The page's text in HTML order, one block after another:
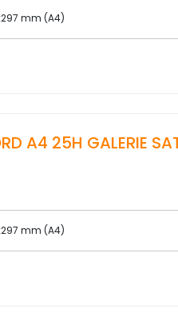
mm (A4)
A4 25H GALERIE
mm (A4)